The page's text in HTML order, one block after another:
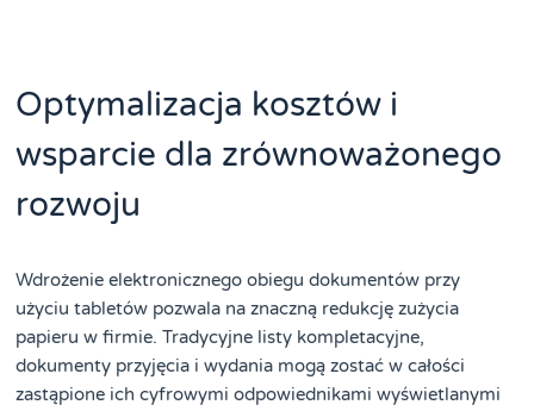
Optymalizacja kosztów i
wsparcie dla zrównoważonego
rozwoju
Wdrożenie elektronicznego obiegu dokumentów przy
użyciu tabletów pozwala na znaczną redukcję zużycia
papieru w firmie. Tradycyjne listy kompletacyjne,
dokumenty przyjęcia i wydania mogą zostać w całości
zastąpione ich cyfrowymi odpowiednikami wyświetlanymi